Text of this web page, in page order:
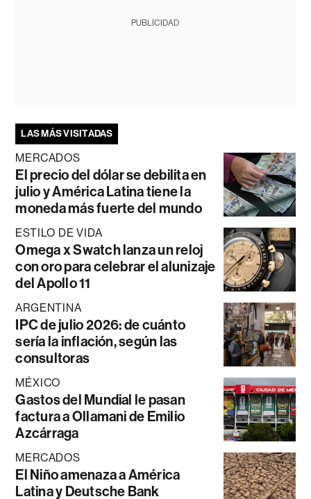
PUBLICIDAD
LAS MÁS VISITADAS
MERCADOS
El precio del dólar se debilita en
julio y América Latina tiene la
moneda más fuerte del mundo
ESTILO DE VIDA
Omega x Swatch lanza un reloj
con oro para celebrar el alunizaje
del Apollo 11
ARGENTINA
IPC de julio 2026: de cuánto
sería la inflación, según las
consultoras
MÉXICO
Gastos del Mundial le pasan
factura a Ollamani de Emilio
Azcárraga
MERCADOS
El Niño amenaza a América
Latina y Deutsche Bank